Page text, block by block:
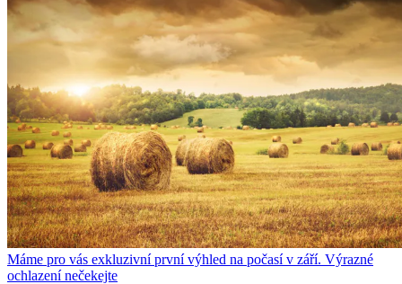
Máme pro vás exkluzivní první výhled na počasí v září. Výrazné
ochlazení nečekejte